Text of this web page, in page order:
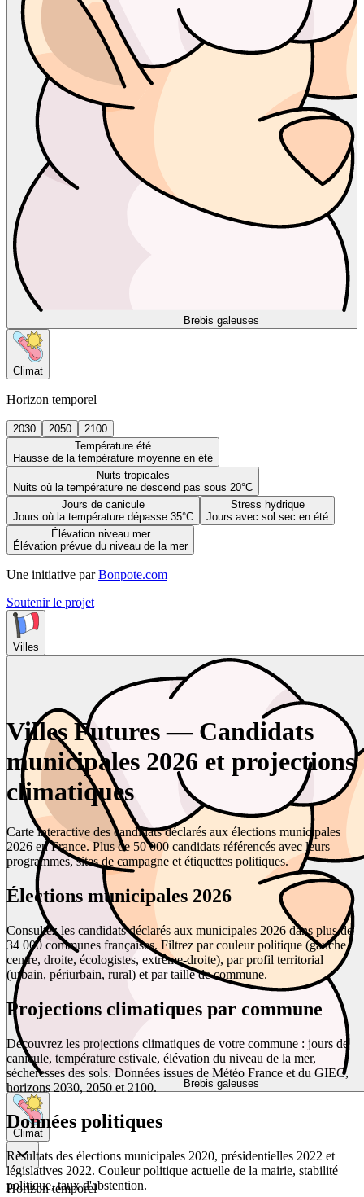
Brebis galeuses
Climat
Horizon temporel
2030 2050
2100
Température été
Hausse de la température moyenne en été
Nuits tropicales
Nuits où la température ne descend pas sous 20°C
Jours de canicule
Jours où la température dépasse 35°C
Stress hydrique
Jours avec sol sec en été
Élévation niveau mer
Élévation prévue du niveau de la mer
Une initiative par Bonpote.com
Soutenir le projet
Villes
Brebis galeuses
Climat
Horizon temporel
Villes Futures — Candidats
municipales 2026 et projections
climatiques
Carte interactive des candidats déclarés aux élections municipales
2026 en France. Plus de 50 000 candidats référencés avec leurs
programmes, sites de campagne et étiquettes politiques.
Élections municipales 2026
Consultez les candidats déclarés aux municipales 2026 dans plus de
34 000 communes françaises. Filtrez par couleur politique (gauche,
centre, droite, écologistes, extrême-droite), par profil territorial
(urbain, périurbain, rural) et par taille de commune.
Projections climatiques par commune
Découvrez les projections climatiques de votre commune : jours de
canicule, température estivale, élévation du niveau de la mer,
sécheresses des sols. Données issues de Météo France et du GIEC,
horizons 2030, 2050 et 2100.
Données politiques
Résultats des élections municipales 2020, présidentielles 2022 et
législatives 2022. Couleur politique actuelle de la mairie, stabilité
politique, taux d'abstention.